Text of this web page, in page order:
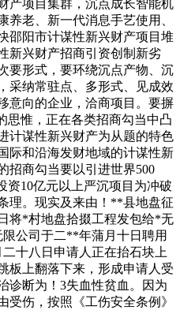
产项目集群，沉点成长智能机
养老、新一代消息手艺使用、
邵阳市计谋性新兴财产项目堆
新兴财产招商引资创制新劣
要形式，要环绕沉点产物、沉
采纳常驻点、多形式、见成效
意向的企业，洽商项目。要摒
思惟，正在各类招商勾当中凸
计谋性新兴财产为从题的特色
际和沿海发财地域的计谋性新
招商勾当要以引进世界500
资10亿元以上严沉项目为冲破
理。现实及来由！**县地盘征
将*村地盘拾掇工程发包给*无
公司于二**年蒲月十日聘用
十八日申请人正在抬石块上
板上翻落下来，形成申请人受
诊断为！3失血性贫血。因为
受伤，按照《工伤安全条例》